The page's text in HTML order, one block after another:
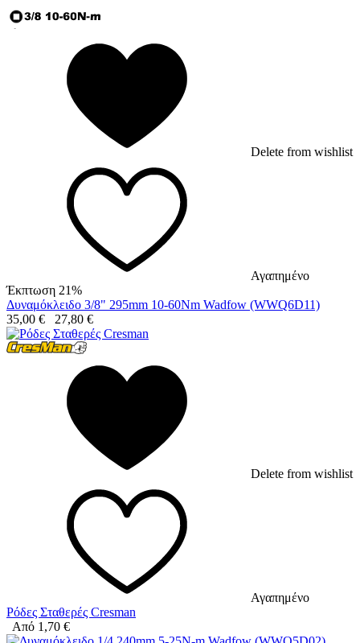
Delete from wishlist
Αγαπημένο
Έκπτωση 21%
Δυναμόκλειδο 3/8" 295mm 10-60Nm Wadfow (WWQ6D11)
35,00 € 27,80 €
Delete from wishlist
Αγαπημένο
Ρόδες Σταθερές Cresman
Από 1,70 €